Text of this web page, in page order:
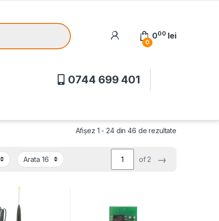
0
000 lei
0744 699 401
Afișez 1 - 24 din 46 de rezultate
of 2 →